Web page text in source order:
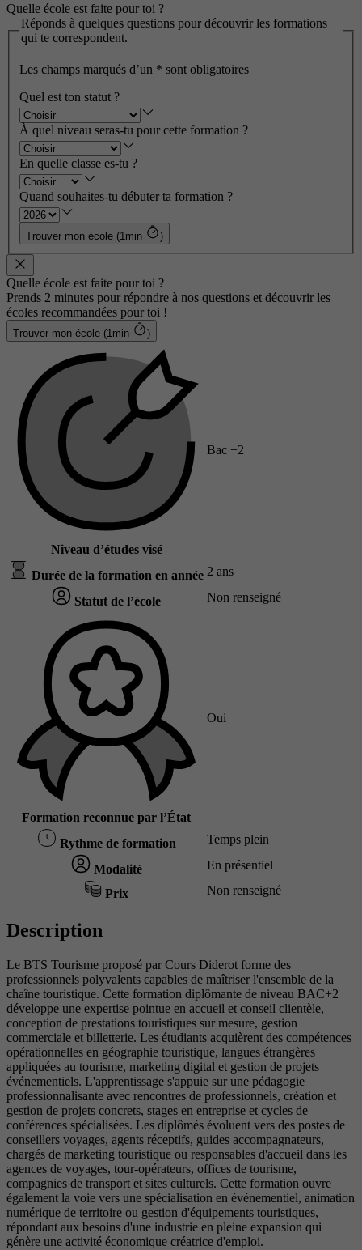
Quelle école est faite pour toi ?
Réponds à quelques questions pour découvrir les formations
qui te correspondent.
Les champs marqués d’un * sont obligatoires
Quel est ton statut ?
À quel niveau seras-tu pour cette formation ?
En quelle classe es-tu ?
Quand souhaites-tu débuter ta formation ?
Trouver mon école (1min )
Quelle école est faite pour toi ?
Prends 2 minutes pour répondre à nos questions et découvrir les
écoles recommandées pour toi !
Trouver mon école (1min )
Niveau d’études visé
Bac +2
Durée de la formation en année 2 ans
Statut de l’école Non renseigné
Formation reconnue par l’État
Oui
Rythme de formation Temps plein
Modalité En présentiel
Prix Non renseigné
Description
Le BTS Tourisme proposé par Cours Diderot forme des
professionnels polyvalents capables de maîtriser l'ensemble de la
chaîne touristique. Cette formation diplômante de niveau BAC+2
développe une expertise pointue en accueil et conseil clientèle,
conception de prestations touristiques sur mesure, gestion
commerciale et billetterie. Les étudiants acquièrent des compétences
opérationnelles en géographie touristique, langues étrangères
appliquées au tourisme, marketing digital et gestion de projets
événementiels. L'apprentissage s'appuie sur une pédagogie
professionnalisante avec rencontres de professionnels, création et
gestion de projets concrets, stages en entreprise et cycles de
conférences spécialisées. Les diplômés évoluent vers des postes de
conseillers voyages, agents réceptifs, guides accompagnateurs,
chargés de marketing touristique ou responsables d'accueil dans les
agences de voyages, tour-opérateurs, offices de tourisme,
compagnies de transport et sites culturels. Cette formation ouvre
également la voie vers une spécialisation en événementiel, animation
numérique de territoire ou gestion d'équipements touristiques,
répondant aux besoins d'une industrie en pleine expansion qui
génère une activité économique créatrice d'emploi.